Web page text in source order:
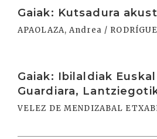
Gaiak: Kutsadura
APAOLAZA, Andrea /
Gaiak: Ibilaldiak
Guardiara,
VELEZ DE MENDIZABAL